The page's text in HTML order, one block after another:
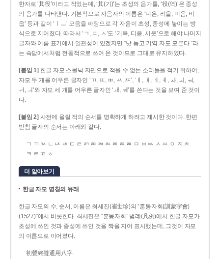
한자로 ‘其役’이라고 적었는데, ‘其(기)’는 초성의 음가를, ‘役(역)’은 종성
의 음가를 나타낸다. 기본적으로 자음자의 이름은 ‘니은, 리을, 미음, 비
읍’ 등과 같이 ‘ㅣㅡ’ 모음을 바탕으로 각 자음이 초성, 종성에 놓이는 방
식으로 지어졌다. 따라서 ‘ㄱ, ㄷ, ㅅ’도 ‘기윽, 디읃, 시읏’으로 해야 나머지
글자와 이름 표기에서 일관성이 있겠지만 “낫 놓고 기역 자도 모른다.”라
는 속담에서처럼 전통적으로 쓰여 온 것이므로 그대로 유지하였다.
[붙임 1] 한글 자모 스물넉 자만으로 적을 수 없는 소리들을 적기 위하여,
자모 두 개를 어우른 글자인 ‘ㄲ, ㄸ, ㅃ, ㅆ, ㅉ’, ‘ㅐ, ㅒ, ㅔ, ㅖ, ㅘ, ㅚ, ㅝ,
ㅟ, ㅢ’와 자모 세 개를 어우른 글자인 ‘ㅙ, ㅞ’를 쓴다는 것을 보여 준 것이
다.
[붙임 2] 사전에 올릴 적의 순서를 명확하게 하려고 제시한 것이다. 한편
받침 글자의 순서는 아래와 같다.
ㄱ ㄲ ㄳ ㄴ ㄵ ㄶ ㄷ ㄹ ㄺ ㄻ ㄼ ㄽ ㄾ ㄿ ㅀ ㅁ ㅂ ㅄ ㅅ ㅆ ㅇ ㅈ ㅊ
ㅋ ㅌ ㅍ ㅎ
더 알아보기
한글 자모 명칭의 유래
한글 자모의 수, 순서, 이름은 최세진(崔世珍)의 “훈몽자회(訓蒙字會)
(1527)”에서 비롯한다. 최세진은 “훈몽자회” 범례(凡例)에서 한글 자모가
초성에 쓰인 것과 종성에 쓰인 것을 짝을 지어 표시했는데, 그것이 자모
의 이름으로 이어졌다.
初聲終聲通用八字